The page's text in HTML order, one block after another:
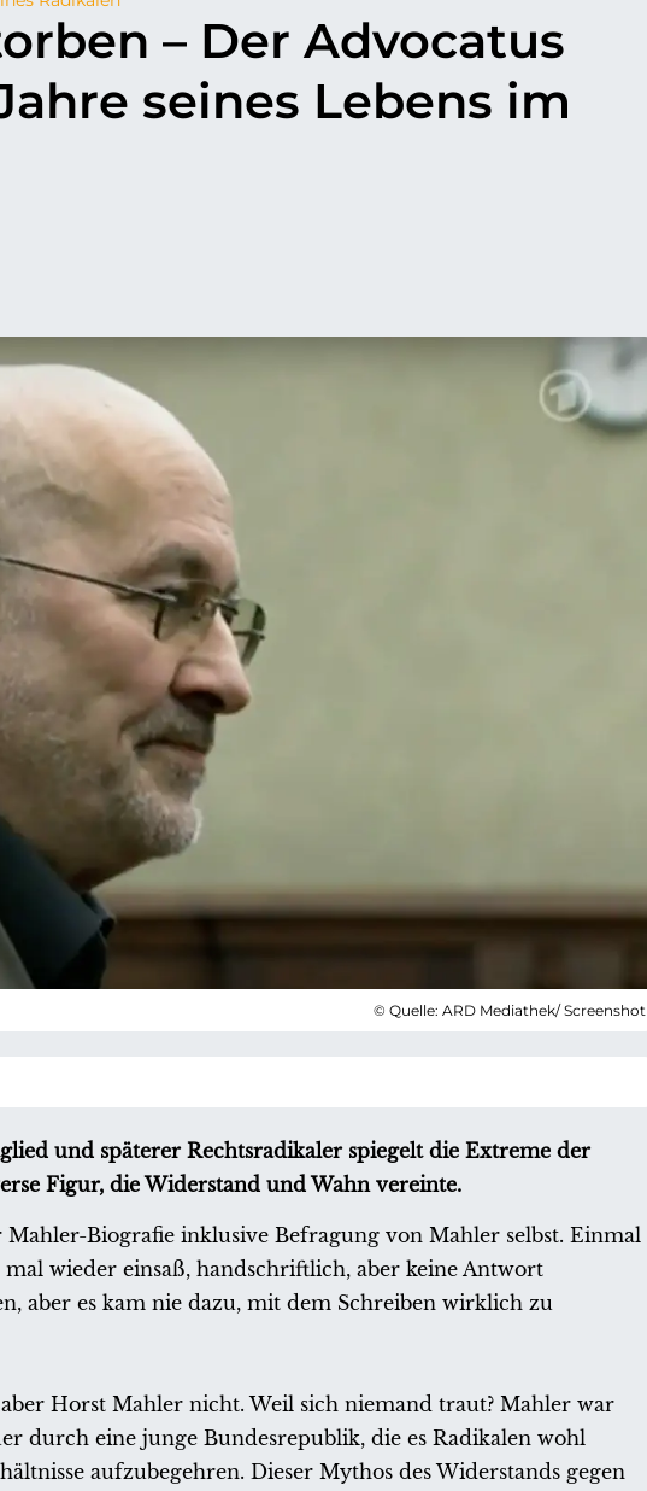
e
n
– Der Advocatus
seines Lebens im
© Quelle: ARD Mediathek/ Screenshot
und späterer Rechtsradikaler spiegelt die Extreme der
Figur, die Widerstand und Wahn vereinte.
Biografie inklusive Befragung von Mahler selbst. Einmal
wieder einsaß, handschriftlich, aber keine Antwort
aber es kam nie dazu, mit dem Schreiben wirklich zu
Horst Mahler nicht. Weil sich niemand traut? Mahler war
durch eine junge Bundesrepublik, die es Radikalen wohl
aufzubegehren. Dieser Mythos des Widerstands gegen